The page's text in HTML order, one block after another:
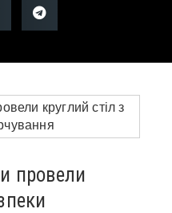
провели